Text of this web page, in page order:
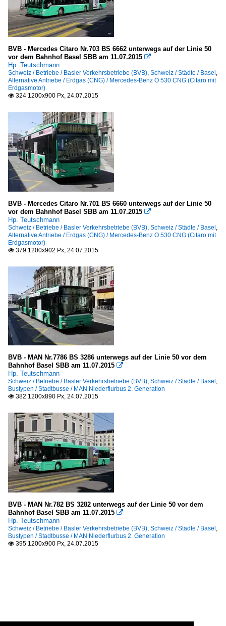
BVB - Mercedes Citaro Nr.703 BS 6662 unterwegs auf der Linie 50
vor dem Bahnhof Basel SBB am 11.07.2015 
Hp. Teutschmann
Schweiz / Betriebe / Basler Verkehrsbetriebe (BVB), Schweiz / Städte / Basel ,
Alternative Antriebe / Erdgas (CNG) / Mercedes-Benz O 530 CNG (Citaro mit
Erdgasmotor)
 324 1200x900 Px, 24.07.2015
BVB - Mercedes Citaro Nr.701 BS 6660 unterwegs auf der Linie 50
vor dem Bahnhof Basel SBB am 11.07.2015 
Hp. Teutschmann
Schweiz / Betriebe / Basler Verkehrsbetriebe (BVB), Schweiz / Städte / Basel ,
Alternative Antriebe / Erdgas (CNG) / Mercedes-Benz O 530 CNG (Citaro mit
Erdgasmotor)
 379 1200x902 Px, 24.07.2015
BVB - MAN Nr.7786 BS 3286 unterwegs auf der Linie 50 vor dem
Bahnhof Basel SBB am 11.07.2015 
Hp. Teutschmann
Schweiz / Betriebe / Basler Verkehrsbetriebe (BVB), Schweiz / Städte / Basel ,
Bustypen / Stadtbusse / MAN Niederflurbus 2. Generation
 382 1200x890 Px, 24.07.2015
BVB - MAN Nr.782 BS 3282 unterwegs auf der Linie 50 vor dem
Bahnhof Basel SBB am 11.07.2015 
Hp. Teutschmann
Schweiz / Betriebe / Basler Verkehrsbetriebe (BVB), Schweiz / Städte / Basel ,
Bustypen / Stadtbusse / MAN Niederflurbus 2. Generation
 395 1200x900 Px, 24.07.2015